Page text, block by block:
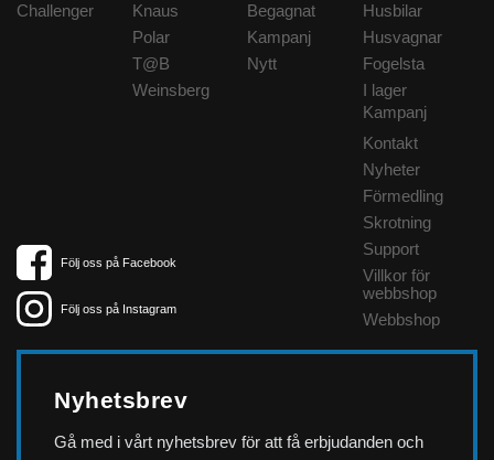
Challenger
Knaus
Polar
T@B
Weinsberg
Begagnat
Kampanj
Nytt
Husbilar
Husvagnar
Fogelsta
I lager
Kampanj
Kontakt
Nyheter
Förmedling
Skrotning
Support
Villkor för
webbshop
Webbshop
Följ oss på Facebook
Följ oss på Instagram
Nyhetsbrev
Gå med i vårt nyhetsbrev för att få erbjudanden och